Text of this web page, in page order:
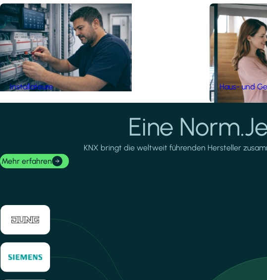
Installateure Haus- und
Eine
KNX bringt die weltweit führenden Hersteller
Mehr erfahren